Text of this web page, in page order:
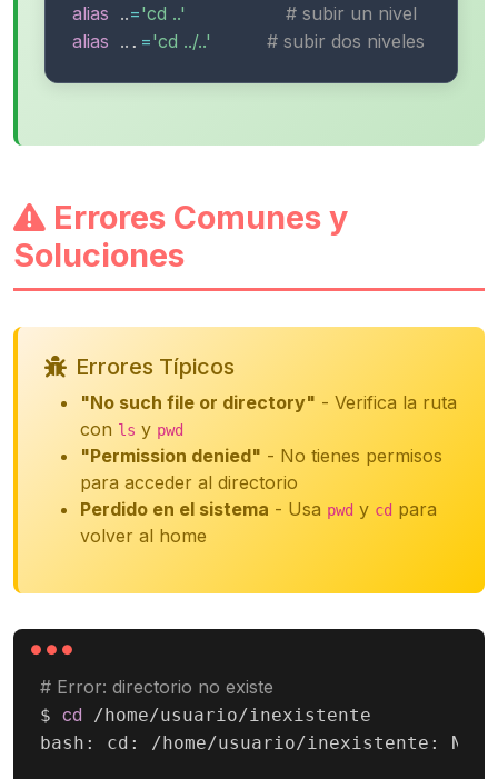
alias ..='cd ..'
# subir un nivel
alias .. . ='cd ../..' # subir dos niveles
Errores Comunes y
Soluciones
Errores Típicos
"No such file or directory" - Verifica la ruta
con ls y pwd
"Permission denied" - No tienes permisos
para acceder al directorio
Perdido en el sistema - Usa pwd y cd para
volver al home
# Error: directorio no existe
$ cd /home/usuario/inexistente
bash: cd: /home/usuario/inexistente: No